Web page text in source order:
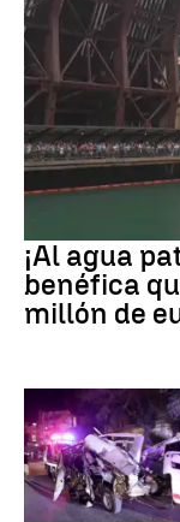
¡Al agua
benéfica
millón de
SIRIA